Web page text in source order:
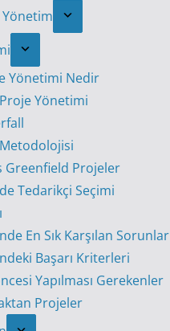
Yönetimi Nedir
Yönetimi
Greenfield Projeler
Tedarikçi Seçimi
En Sık Karşılan Sorunlar
Başarı Kriterleri
Yapılması Gerekenler
Projeler